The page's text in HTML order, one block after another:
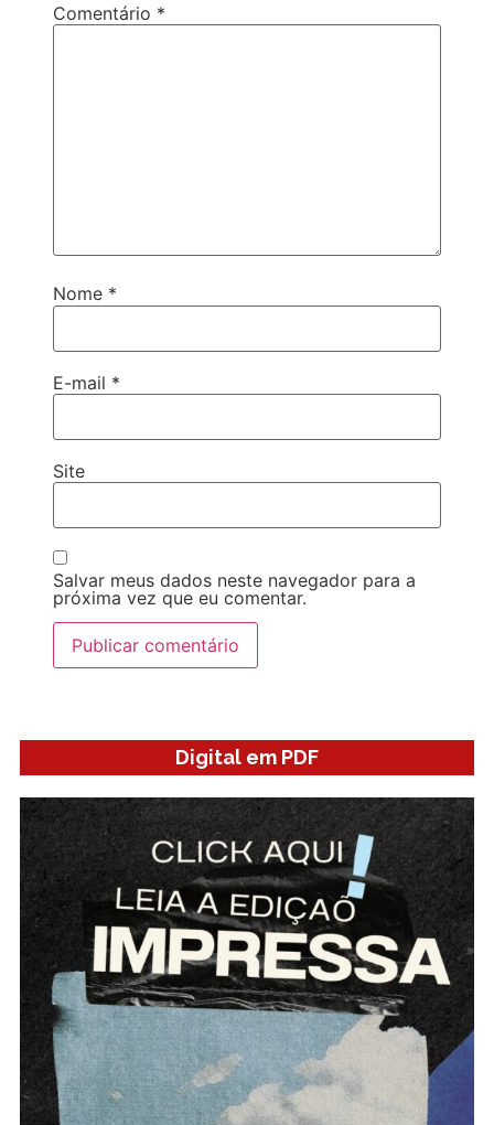
Comentário *
Nome *
E-mail *
Site
Salvar meus dados neste navegador para a
próxima vez que eu comentar.
Digital em PDF